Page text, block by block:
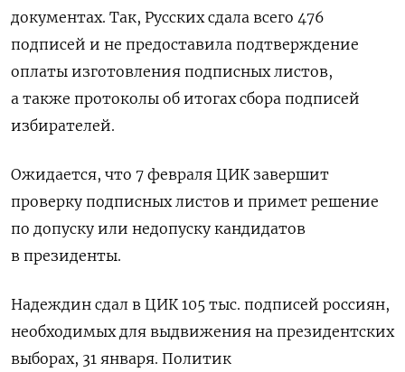
документах. Так, Русских сдала всего 476
подписей и не предоставила подтверждение
оплаты изготовления подписных листов,
а также протоколы об итогах сбора подписей
избирателей.
Ожидается, что 7 февраля ЦИК завершит
проверку подписных листов и примет решение
по допуску или недопуску кандидатов
в президенты.
Надеждин сдал в ЦИК 105 тыс. подписей россиян,
необходимых для выдвижения на президентских
выборах, 31 января. Политик